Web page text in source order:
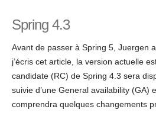
Spring 4.3
Avant de passer à Spring 5, Juergen
j’écris cet article, la version actuelle
candidate (RC) de Spring 4.3 sera
suivie d’une General availability (GA)
comprendra quelques changements